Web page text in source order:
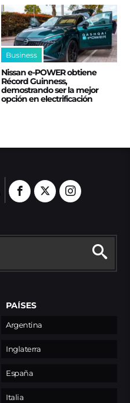
Business
Nissan e‑POWER obtiene
Récord Guinness,
demostrando ser la mejor
opción en electrificación
PAÍSES
Argentina
Inglaterra
España
Italia